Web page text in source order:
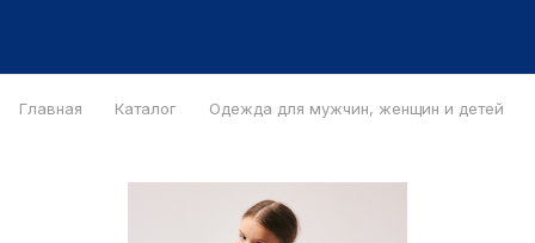
Главная Каталог Одежда для мужчин, женщин и детей